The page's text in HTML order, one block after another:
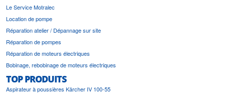
Le Service Motralec
Location de pompe
Réparation atelier / Dépannage sur site
Réparation de pompes
Réparation de moteurs électriques
Bobinage, rebobinage de moteurs électriques
TOP PRODUITS
Aspirateur à poussières Kärcher IV 100-55